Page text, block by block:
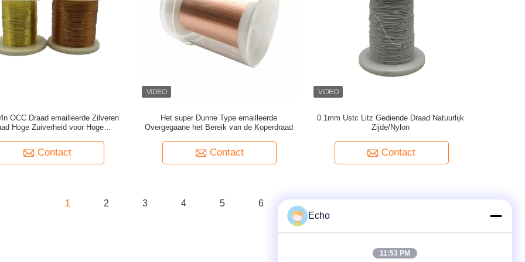
OCC Draad emailleerde Zilveren
Hoge Zuiverheid voor Hoge
Contact
Het super Dunne Type emailleerde
Overgegaane het Bereik van de Koperdraad
Contact
0.1mm Ustc Litz Gediende Draad Natuurlijk
Zijde/Nylon
Contact
1 2 3 4 5 6
Echo
11:53 PM